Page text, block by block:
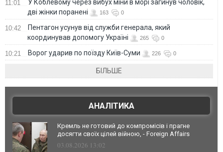
11:01
У Коблевому через вибух міни в морі загинув чоловік,
дві жінки поранені
163 0
10:42
Пентагон усунув від служби генерала, який
координував допомогу Україні
265 0
10:21 Ворог ударив по поїзду Київ-Суми 226 0
БІЛЬШЕ
АНАЛІТИКА
Кремль не готовий до компромісів і прагне
досягти своїх цілей війною, - Foreign Affairs
03.08.2026 13:02